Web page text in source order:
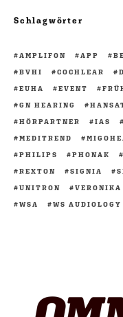
Schlagwörter
AMPLIFON APP
BVHI
COCHLEAR
EUHA
EVENT
GN HEARING
HÖRPARTNER
IAS
MEDITREND
PHILIPS
PHONAK
REXTON
SIGNIA
UNITRON
VERONIKA
WSA
WS AUDIOLOGY